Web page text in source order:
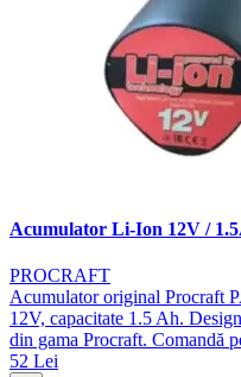
Acumulator Li-Ion 12V /
PROCRAFT
Acumulator original Procraft
12V, capacitate 1.5 Ah.
din gama Procraft. Comandă
52 Lei